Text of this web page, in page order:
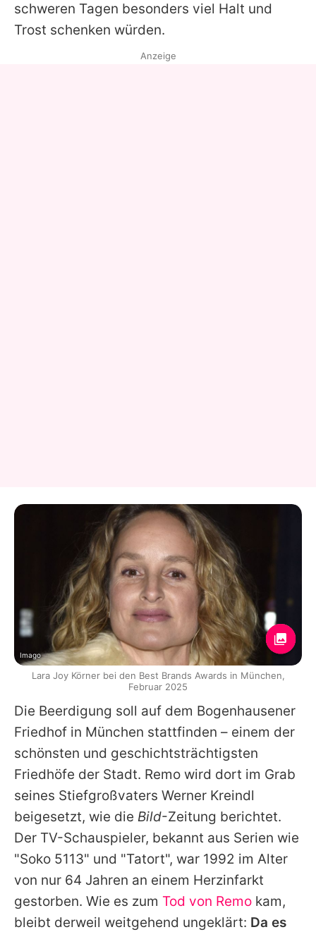
schweren Tagen besonders viel Halt und
Trost schenken würden.
Die Beerdigung soll auf dem Bogenhausener
Friedhof in München stattfinden – einem der
schönsten und geschichtsträchtigsten
Friedhöfe der Stadt. Remo wird dort im Grab
seines Stiefgroßvaters Werner Kreindl
beigesetzt, wie die Bild-Zeitung berichtet.
Der TV-Schauspieler, bekannt aus Serien wie
"Soko 5113" und "Tatort", war 1992 im Alter
von nur 64 Jahren an einem Herzinfarkt
gestorben. Wie es zum Tod von Remo kam,
bleibt derweil weitgehend ungeklärt: Da es
Anzeige
Imago
Lara Joy Körner bei den Best Brands Awards in München,
Februar 2025